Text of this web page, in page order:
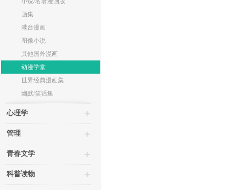
画集
港台漫画
图像小说
其他国外漫画
动漫学堂
世界经典漫画集
幽默/笑话集
心理学
管理
青春文学
科普读物